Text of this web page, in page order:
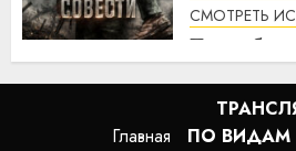
СМОТРЕТЬ
По
(2016) /
1:12
Главная
ПО ВИДАМ